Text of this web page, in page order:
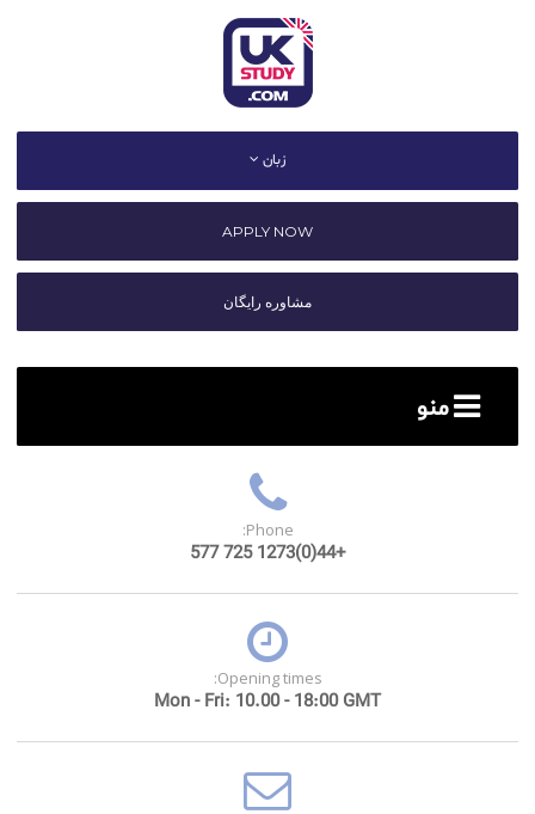
زبان
APPLY NOW
مشاوره رایگان
منو
Phone:
+44(0)1273 725 577
Opening times:
Mon - Fri: 10.00 - 18:00 GMT